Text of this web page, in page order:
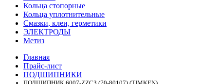
Кольца стопорные
Кольца уплотнительные
Смазки, клеи, герметики
ЭЛЕКТРОДЫ
Метиз
Главная
Прайс-лист
ПОДШИПНИКИ